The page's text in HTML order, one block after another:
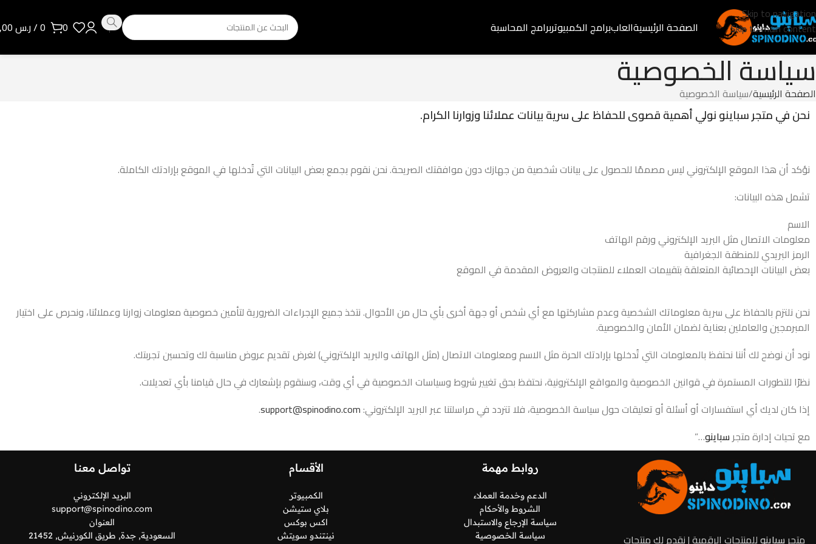
Skip to navigation
Skip to main content
الصفحة الرئيسيةالعاببرامج الكمبيوتربرامج المحاسبة 0
0
/ر.س
سياسة الخصوصية
الصفحة الرئيسية سياسة الخصوصية
نحن في متجر سباينو نولي أهمية قصوى للحفاظ على سرية بيانات عملائنا وزوارنا الكرام.
نؤكد أن هذا الموقع الإلكتروني ليس مصممًا للحصول على بيانات شخصية من جهازك دون موافقتك الصريحة. نحن نقوم بجمع بعض البيانات التي تُدخلها في الموقع بإرادتك الكاملة.
تشمل هذه البيانات:
الاسم
معلومات الاتصال مثل البريد الإلكتروني ورقم الهاتف
الرمز البريدي للمنطقة الجغرافية
بعض البيانات الإحصائية المتعلقة بتقييمات العملاء للمنتجات والعروض المقدمة في الموقع
نحن نلتزم بالحفاظ على سرية معلوماتك الشخصية وعدم مشاركتها مع أي شخص أو جهة أخرى بأي حال من الأحوال. نتخذ جميع الإجراءات الضرورية لتأمين خصوصية معلومات زوارنا وعملائنا، ونحرص على اختيار
المبرمجين والعاملين بعناية لضمان الأمان والخصوصية.
نود أن نوضح لك أننا نحتفظ بالمعلومات التي تُدخلها بإرادتك الحرة مثل الاسم ومعلومات الاتصال (مثل الهاتف والبريد الإلكتروني) لغرض تقديم عروض مناسبة لك وتحسين تجربتك.
نظرًا للتطورات المستمرة في قوانين الخصوصية والمواقع الإلكترونية، نحتفظ بحق تغيير شروط وسياسات الخصوصية في أي وقت، وسنقوم بإشعارك في حال قيامنا بأي تعديلات.
إذا كان لديك أي استفسارات أو أسئلة أو تعليقات حول سياسة الخصوصية، فلا تتردد في مراسلتنا عبر البريد الإلكتروني:support@spinodino.com
.
مع تحيات إدارة متجرسباينو…”
متجرسباينوللمنتجات الرقمية | نقدم لك منتجات
روابط مهمة
الدعم وخدمة العملاء
الشروط والأحكام
سياسة الإرجاع والاستبدال
سياسة الخصوصية
الأقسام
الكمبيوتر
بلاي ستيشن
اكس بوكس
نينتندو سويتش
تواصل معنا
البريد الإلكتروني
support@spinodino.com
العنوان
السعودية, جدة, طريق الكورنيش, 21452